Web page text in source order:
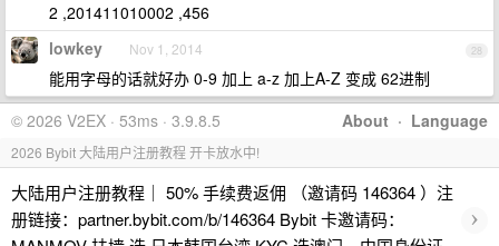
2 ,201411010002 ,456
28
lowkey Nov 1, 2014
能用字母的话就好办 0-9 加上 a-z 加上A-Z 变成 62进制
About · Language
© 2026 V2EX · 53ms · 3.9.8.5
2026 Bybit 大陆用户注册教程 开卡放水中!
大陆用户注册教程｜ 50% 手续费返佣 （邀请码 146364 ）注
册链接：partner.bybit.com/b/146364 Bybit 卡邀请码：
›